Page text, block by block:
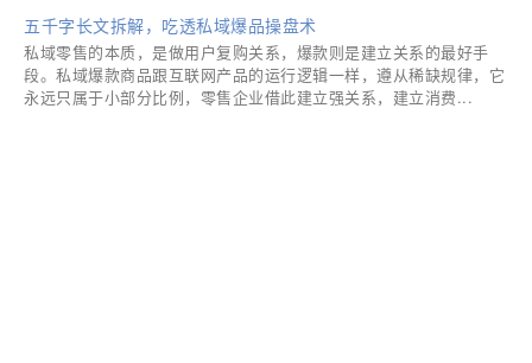
五千字长文拆解，吃透私域爆品操盘术
私域零售的本质，是做用户复购关系，爆款则是建立关系的最好手
段。私域爆款商品跟互联网产品的运行逻辑一样，遵从稀缺规律，它
永远只属于小部分比例，零售企业借此建立强关系，建立消费...